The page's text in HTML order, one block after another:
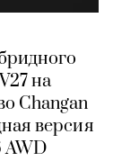
на
Changan
версия
AWD